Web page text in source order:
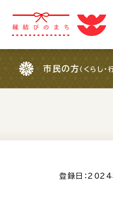
市民の方 （くらし・
登録日：